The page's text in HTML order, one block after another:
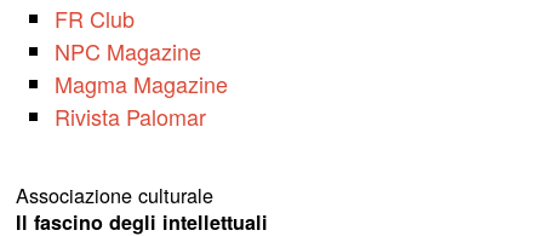
FR Club
NPC Magazine
Magma Magazine
Rivista Palomar
Associazione culturale
Il fascino degli intellettuali